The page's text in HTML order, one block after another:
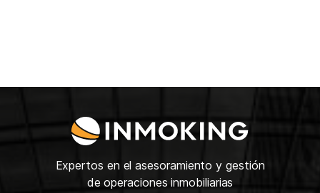
Expertos en el asesoramiento y gestión
de operaciones inmobiliarias